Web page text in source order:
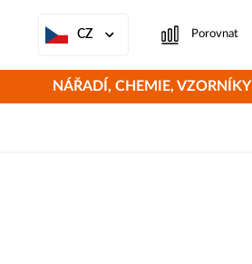
CZ Porovnat
NÁŘADÍ, CHEMIE, VZORNÍKY